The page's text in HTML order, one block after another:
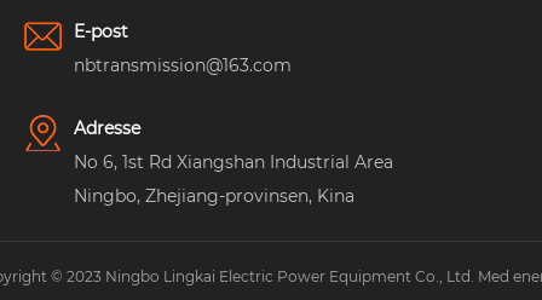
E-post
nbtransmission@163.com
Adresse
No 6, 1st Rd Xiangshan Industrial Area
Ningbo, Zhejiang-provinsen, Kina
© 2023 Ningbo Lingkai Electric Power Equipment Co., Ltd. Med